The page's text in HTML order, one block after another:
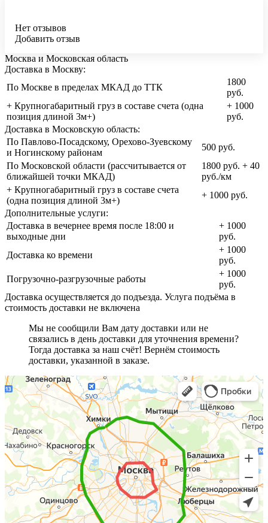
Нет отзывов
Добавить отзыв
Москва и Московская область
Доставка в Москву:
По Москве в пределах МКАД до ТТК
1800
руб.
+ Крупногабаритный груз в составе счета (одна
позиция длиной 3м+)
+ 1000
руб.
Доставка в Московскую область:
По Павлово-Посадскому, Орехово-Зуевскому
и Ногинскому районам
500 руб.
По Московской области (рассчитывается от
ближайшей точки МКАД)
1800 руб. + 40
руб./км
+ Крупногабаритный груз в составе счета
(одна позиция длиной 3м+)
+ 1000 руб.
Дополнительные услуги:
Доставка в вечернее время после 18:00 и
выходные дни
+ 1000
руб.
Доставка ко времени
+ 1000
руб.
Погрузочно-разгрузочные работы
+ 1000
руб.
Доставка осуществляется до подъезда. Услуга подъёма в
стоимость доставки не включена
Мы не сообщили Вам дату доставки или не
связались в день доставки для уточнения времени?
Тогда доставка за наш счёт! Вернём стоимость
доставки, указанной в заказе.